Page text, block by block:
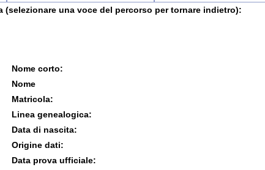
(selezionare una voce del percorso per tornare indietro):
Nome corto:
Nome
Matricola:
Linea genealogica:
Data di nascita:
Origine dati:
Data prova ufficiale: